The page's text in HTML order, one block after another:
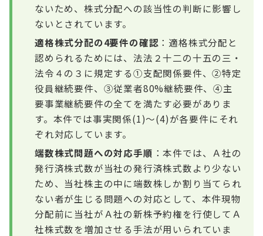
ないため、株式分配への該当性の判断に影響し
ないとされています。
適格株式分配の4要件の確認 ：適格株式分配と
認められるためには、法法２十二の十五の三・
法令４の３に規定する①支配関係要件、②特定
役員継続要件、③従業者80%継続要件、④主
要事業継続要件の全てを満たす必要がありま
す。本件では事実関係(1)〜(4)が各要件にそれ
ぞれ対応しています。
端数株式問題への対応手順 ：本件では、Ａ社の
発行済株式数が当社の発行済株式数より少ない
ため、当社株主の中に端数株しか割り当てられ
ない者が生じる問題への対応として、本件現物
分配前に当社がＡ社の新株予約権を行使してＡ
社株式数を増加させる手法が用いられていま